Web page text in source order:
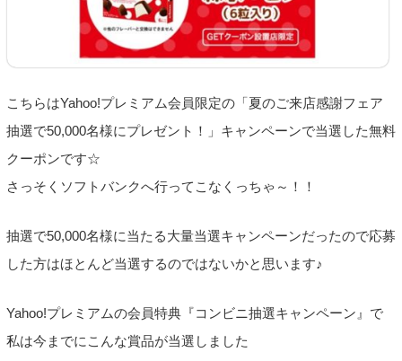
こちらはYahoo!プレミアム会員限定の「夏のご来店感謝フェア
抽選で50,000名様にプレゼント！」キャンペーンで当選した無料
クーポンです☆
さっそくソフトバンクへ行ってこなくっちゃ～！！
抽選で50,000名様に当たる大量当選キャンペーンだったので応募
した方はほとんど当選するのではないかと思います♪
Yahoo!プレミアムの会員特典『コンビニ抽選キャンペーン』で
私は今までにこんな賞品が当選しました